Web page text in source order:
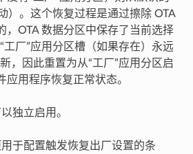
）。这个恢复过程是通过擦除 OTA
，OTA 数据分区中保存了当前选择
工厂”应用分区槽（如果存在）永远
，因此重置为从“工厂”应用分区启
应用程序恢复正常状态。
独立启用。
于配置触发恢复出厂设置的条